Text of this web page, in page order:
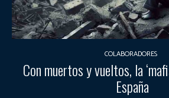
COLABORADORES
Con muertos y vueltos, la
España